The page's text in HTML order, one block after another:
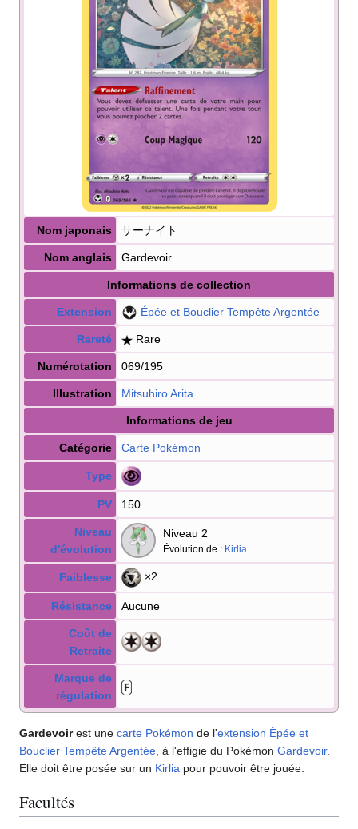
Nom japonais サーナイト
Nom anglais Gardevoir
Informations de collection
Extension Épée et Bouclier Tempête Argentée
Rareté Rare
Numérotation 069/195
Illustration Mitsuhiro Arita
Informations de jeu
Catégorie Carte Pokémon
Type
PV 150
Niveau
d'évolution
Niveau 2
Évolution de : Kirlia
Faiblesse ×2
Résistance Aucune
Coût de
Retraite
Marque de
régulation
Gardevoirest une carte Pokémon de l'extension Épée et
Bouclier Tempête Argentée , à l'effigie du Pokémon Gardevoir.
Elle doit être posée sur un Kirlia pour pouvoir être jouée.
Facultés